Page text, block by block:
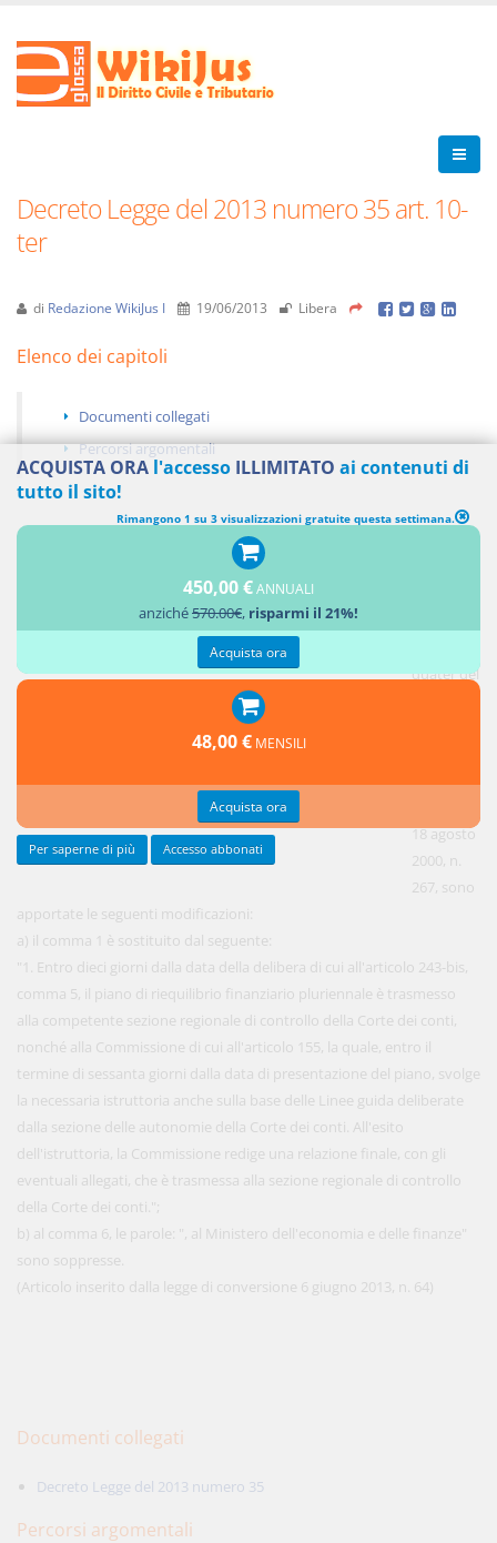
Decreto Legge del 2013 numero 35 art. 10-
ter
di Redazione WikiJus I 19/06/2013 Libera
Elenco dei capitoli
Documenti collegati
Percorsi argomentali
ESAME DEL PIANO DI RIEQUILIBRIO FINANZIARIO PLURIENNALE
quater del
decreto
18 agosto
2000, n.
267, sono
apportate le seguenti modificazioni:
a) il comma 1 è sostituito dal seguente:
"1. Entro dieci giorni dalla data della delibera di cui all'articolo 243-bis,
comma 5, il piano di riequilibrio finanziario pluriennale è trasmesso
alla competente sezione regionale di controllo della Corte dei conti,
nonché alla Commissione di cui all'articolo 155, la quale, entro il
termine di sessanta giorni dalla data di presentazione del piano, svolge
la necessaria istruttoria anche sulla base delle Linee guida deliberate
dalla sezione delle autonomie della Corte dei conti. All'esito
dell'istruttoria, la Commissione redige una relazione finale, con gli
eventuali allegati, che è trasmessa alla sezione regionale di controllo
della Corte dei conti.";
b) al comma 6, le parole: ", al Ministero dell'economia e delle finanze"
sono soppresse.
(Articolo inserito dalla legge di conversione 6 giugno 2013, n. 64)
Documenti collegati
Decreto Legge del 2013 numero 35
Percorsi argomentali
ACQUISTA ORA l'accesso ILLIMITATO ai contenuti di
tutto il sito!
Rimangono 1 su 3 visualizzazioni gratuite questa settimana.
450,00 €ANNUALI
anziché570.00€, risparmi il 21%!
Acquista ora
48,00 € MENSILI
Acquista ora
Per saperne di più Accesso abbonati